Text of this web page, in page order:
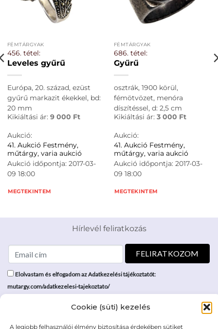
Cookie (süti) kezelés
A legjobb felhasználói élmény biztosítása érdekében sütiket
FÉMTÁRGYAK
456. tétel:
Leveles gyűrű
Európa, 20. század, ezüst
gyűrű markazit ékekkel, bd:
20 mm
Kikiáltási ár: 9 000 Ft
Aukció:
41. Aukció Festmény,
műtárgy, varia aukció
Aukció időpontja: 2017-03-
09 18:00
MEGTEKINTEM
FÉMTÁRGYAK
686. tétel:
Gyűrű
osztrák, 1900 körül,
fémötvözet, menóra
díszítéssel, d: 2,5 cm
Kikiáltási ár: 3 000 Ft
Aukció:
41. Aukció Festmény,
műtárgy, varia aukció
Aukció időpontja: 2017-03-
09 18:00
MEGTEKINTEM
Hírlevél feliratkozás
Elolvastam és elfogadom az Adatkezelési tájékoztatót:
mutargy.com/adatkezelesi-tajekoztato/
Médiaajánlat
Áraink
ÁSZF